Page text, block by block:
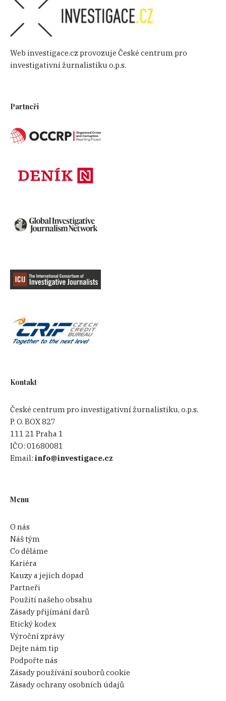
Web investigace.cz provozuje České centrum pro
investigativní žurnalistiku o.p.s.
Partneři
Kontakt
České centrum pro investigativní žurnalistiku, o.p.s.
P. O. BOX 827
111 21 Praha 1
IČO:01680081
Email:info@investigace.cz
Menu
O nás
Náš tým
Co děláme
Kariéra
Kauzy a jejich dopad
Partneři
Použití našeho obsahu
Zásady přijímání darů
Etický kodex
Výroční zprávy
Dejte nám tip
Podpořte nás
Zásady používání souborů cookie
Zásady ochrany osobních údajů